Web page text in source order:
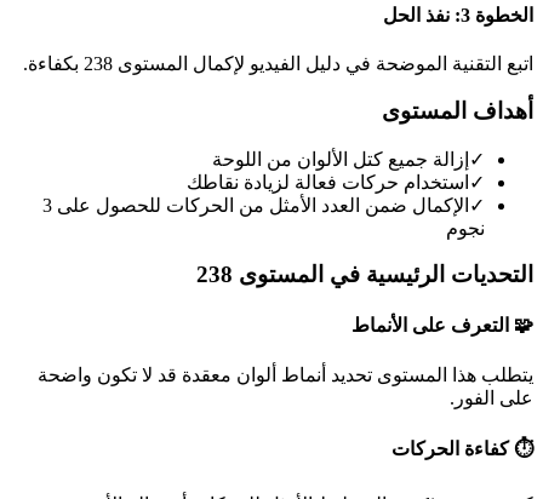
الخطوة 3: نفذ الحل
اتبع التقنية الموضحة في دليل الفيديو لإكمال المستوى 238 بكفاءة.
أهداف المستوى
✓ إزالة جميع كتل الألوان من اللوحة
✓ استخدام حركات فعالة لزيادة نقاطك
✓
الإكمال ضمن العدد الأمثل من الحركات للحصول على 3
نجوم
التحديات الرئيسية في المستوى 238
🧩 التعرف على الأنماط
يتطلب هذا المستوى تحديد أنماط ألوان معقدة قد لا تكون واضحة
على الفور.
⏱️ كفاءة الحركات